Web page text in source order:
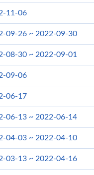
11-06
09-26 ~ 2022-09-30
08-30 ~ 2022-09-01
09-06
06-17
06-13 ~ 2022-06-14
04-03 ~ 2022-04-10
03-13 ~ 2022-04-16